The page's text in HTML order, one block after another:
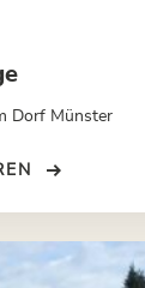
Dorf Münster